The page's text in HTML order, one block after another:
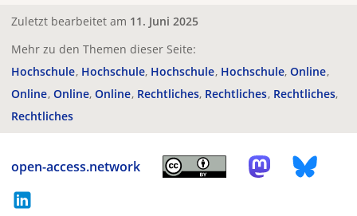
Zuletzt bearbeitet am 11. Juni 2025
Mehr zu den Themen dieser Seite:
Hochschule Hochschule Hochschule Hochschule Online
Online Online Online Rechtliches Rechtliches Rechtliches
Rechtliches
open-access.network